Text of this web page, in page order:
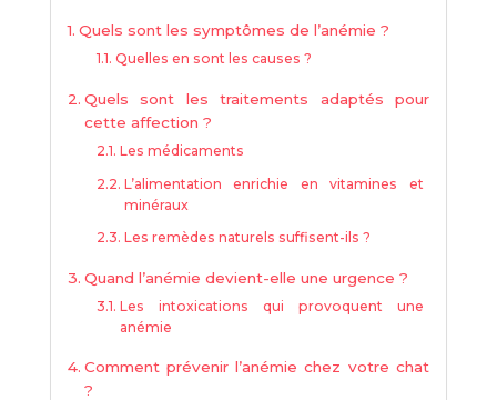
Quels sont les symptômes de l’anémie ?
Quelles en sont les causes ?
Quels sont les traitements adaptés pour
cette affection ?
Les médicaments
L’alimentation enrichie en vitamines et
minéraux
Les remèdes naturels suffisent-ils ?
Quand l’anémie devient-elle une urgence ?
Les intoxications qui provoquent une
anémie
Comment prévenir l’anémie chez votre chat
?